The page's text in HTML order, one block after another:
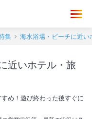
集 海水浴場・ビーチに近い
近いホテル・旅
め！遊び終わった後すぐに